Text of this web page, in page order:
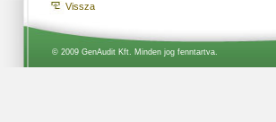
Vissza
© 2009 GenAudit Kft. Minden jog fenntartva.